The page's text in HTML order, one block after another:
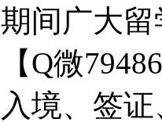
间广大
Q微
境、签